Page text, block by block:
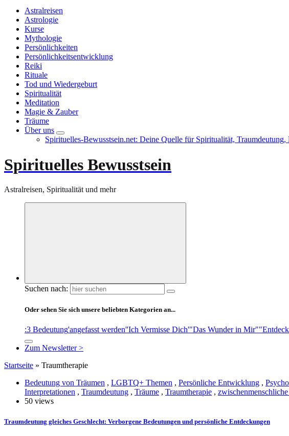
Astralreisen
Astrologie
Kurse
Mythologie
Persönlichkeiten
Persönlichkeitsentwicklung
Reiki
Rituale
Tod und Wiedergeburt
Spiritualität
Meditation
Magie & Zauber
Träume
Über uns
Spirituelles-Bewusstsein.net: Deine Quelle für Spiritualität,
Spirituelles Bewusstsein
Astralreisen, Spiritualität und mehr
Suchen nach:
Oder sehen Sie sich unsere beliebten Kategorien an...
:3 Bedeutung'angefasst werden''Ich Vermisse Dich'"Das Wunder in Mir"
Zum Newsletter >
Startseite » Traumtherapie
Bedeutung von Träumen , LGBTQ+ Themen , Persönliche Entwicklung ,
Interpretationen , Traumdeutung , Träume , Traumtherapie ,
50 views
Traumdeutung gleiches Geschlecht: Verborgene Bedeutungen und persönliche Entdeckungen